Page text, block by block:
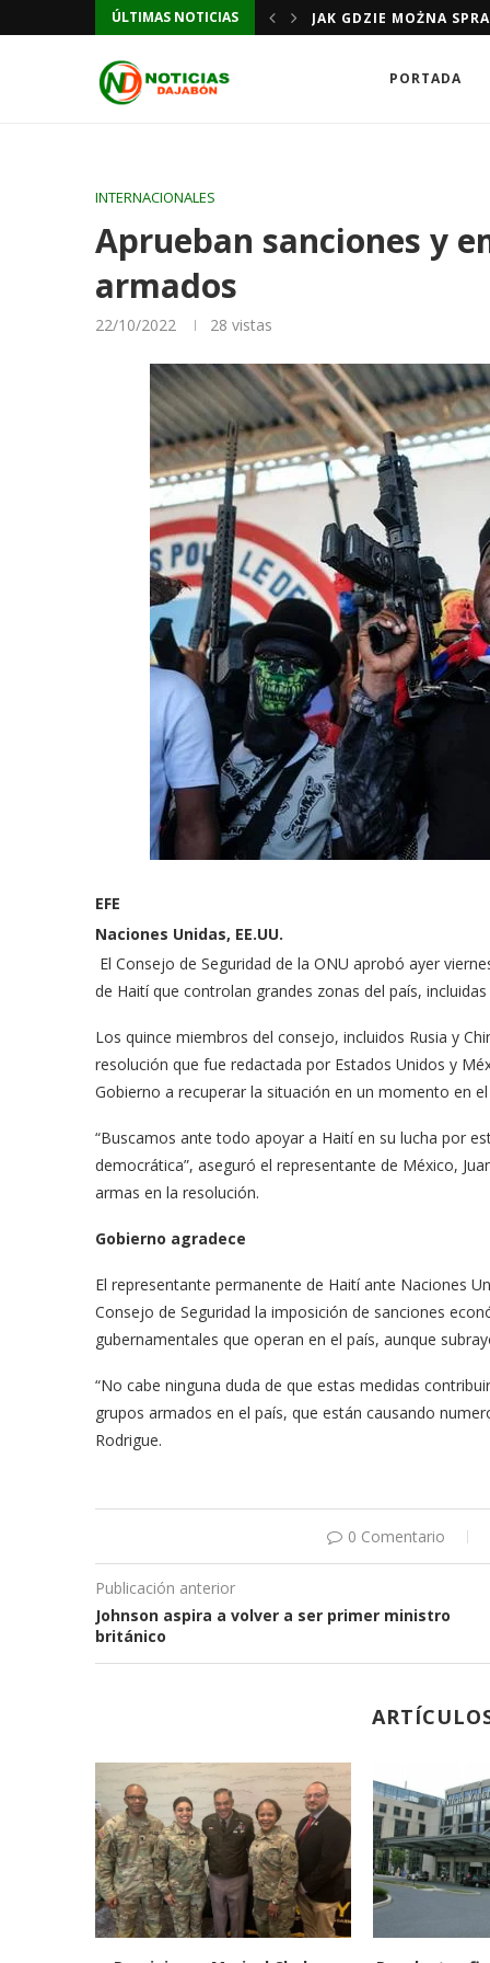
ÚLTIMAS NOTICIAS
JAK GDZIE MOŻNA
PORTADA
INTERNACIONALES
Aprueban sanciones y
armados
22/10/2022 28 vistas
EFE
Naciones Unidas, EE.UU.
El Consejo de Seguridad de la ONU aprobó ayer
de Haití que controlan grandes zonas del país,
Los quince miembros del consejo, incluidos Rusia y
resolución que fue redactada por Estados Unidos y
Gobierno a recuperar la situación en un momento en
“Buscamos ante todo apoyar a Haití en su lucha por
democrática”, aseguró el representante de México,
armas en la resolución.
Gobierno agradece
El representante permanente de Haití ante Naciones
Consejo de Seguridad la imposición de sanciones
gubernamentales que operan en el país, aunque
“No cabe ninguna duda de que estas medidas
grupos armados en el país, que están causando
Rodrigue.
0 Comentario
Publicación anterior
Johnson aspira a volver a ser primer ministro
británico